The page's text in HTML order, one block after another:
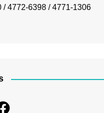
/ 4772-6398 / 4771-1306